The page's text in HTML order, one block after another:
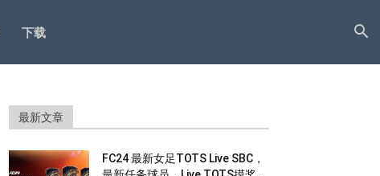
下载
最新文章
FC24 最新女足TOTS Live SBC，